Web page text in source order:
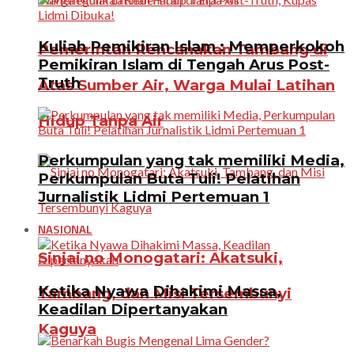
Pemerintah Rencanakan Tambang di
Atas Sumber Air, Warga Mulai Latihan
Hidup Tanpa Air
Sinjai no Monogatari: Akatsuki,
Tambang, dan Misi Tersembunyi
Kaguya
Kuliah Pemikiran Islam : Memperkokoh
Pemikiran Islam di Tengah Arus Post-
Truth
Perkumpulan yang tak memiliki Media,
Perkumpulan Buta Tuli! Pelatihan
Jurnalistik Lidmi Pertemuan 1
NASIONAL
Ketika Nyawa Dihakimi Massa,
Keadilan Dipertanyakan